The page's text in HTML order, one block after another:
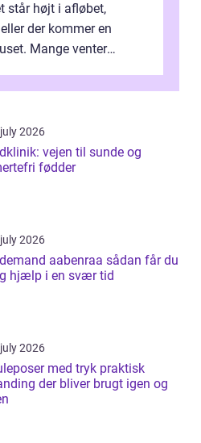
står højt i afløbet,
der kommer en
Mange venter
2026
vejen til sunde og
fødder
2026
aabenraa sådan får du
hjælp i en svær tid
2026
med tryk praktisk
der bliver brugt igen og